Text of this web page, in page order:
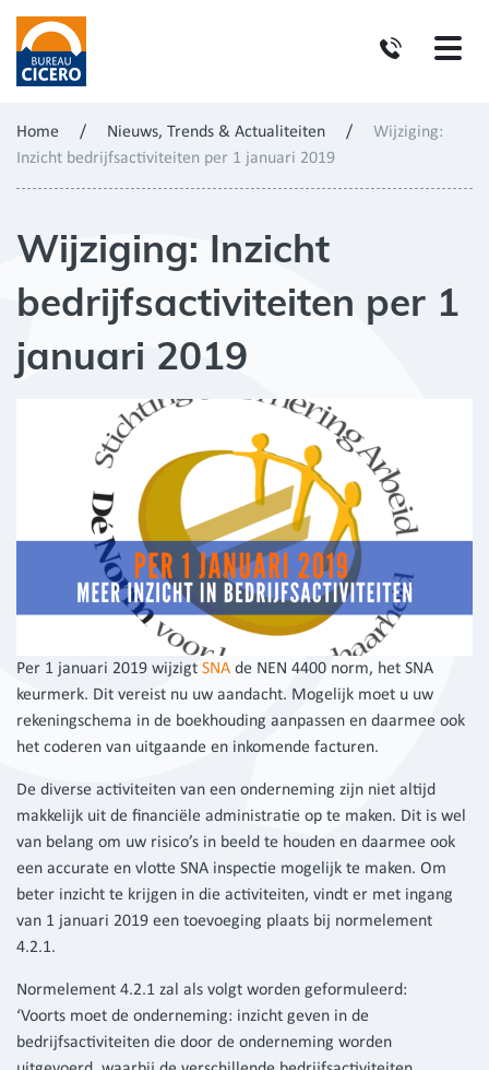
Home / Nieuws, Trends & Actualiteiten /
Wijziging:
Inzicht bedrijfsactiviteiten per 1 januari 2019
Wijziging: Inzicht
bedrijfsactiviteiten per 1
januari 2019
Per 1 januari 2019 wijzigt SNA de NEN 4400 norm, het SNA
keurmerk. Dit vereist nu uw aandacht. Mogelijk moet u uw
rekeningschema in de boekhouding aanpassen en daarmee ook
het coderen van uitgaande en inkomende facturen.
De diverse activiteiten van een onderneming zijn niet altijd
makkelijk uit de financiële administratie op te maken. Dit is wel
van belang om uw risico’s in beeld te houden en daarmee ook
een accurate en vlotte SNA inspectie mogelijk te maken. Om
beter inzicht te krijgen in die activiteiten, vindt er met ingang
van 1 januari 2019 een toevoeging plaats bij normelement
4.2.1.
Normelement 4.2.1 zal als volgt worden geformuleerd:
‘Voorts moet de onderneming: inzicht geven in de
bedrijfsactiviteiten die door de onderneming worden